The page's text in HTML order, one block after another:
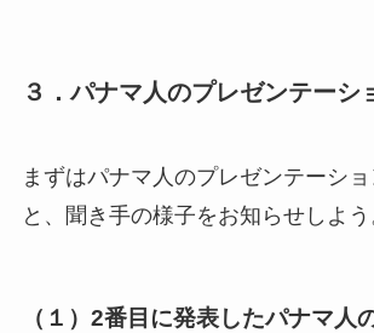
３．パナマ人のプレゼンテーシ
まずはパナマ人のプレゼンテーシ
と、聞き手の様子をお知らせしよう
（１）2番目に発表したパナマ人